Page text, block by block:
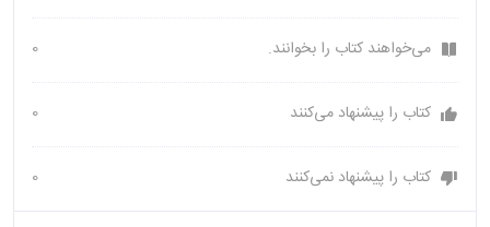
می‌خواهند کتاب را بخوانند. 0
کتاب را پیشنهاد می‌کنند 0
کتاب را پیشنهاد نمی‌کنند 0